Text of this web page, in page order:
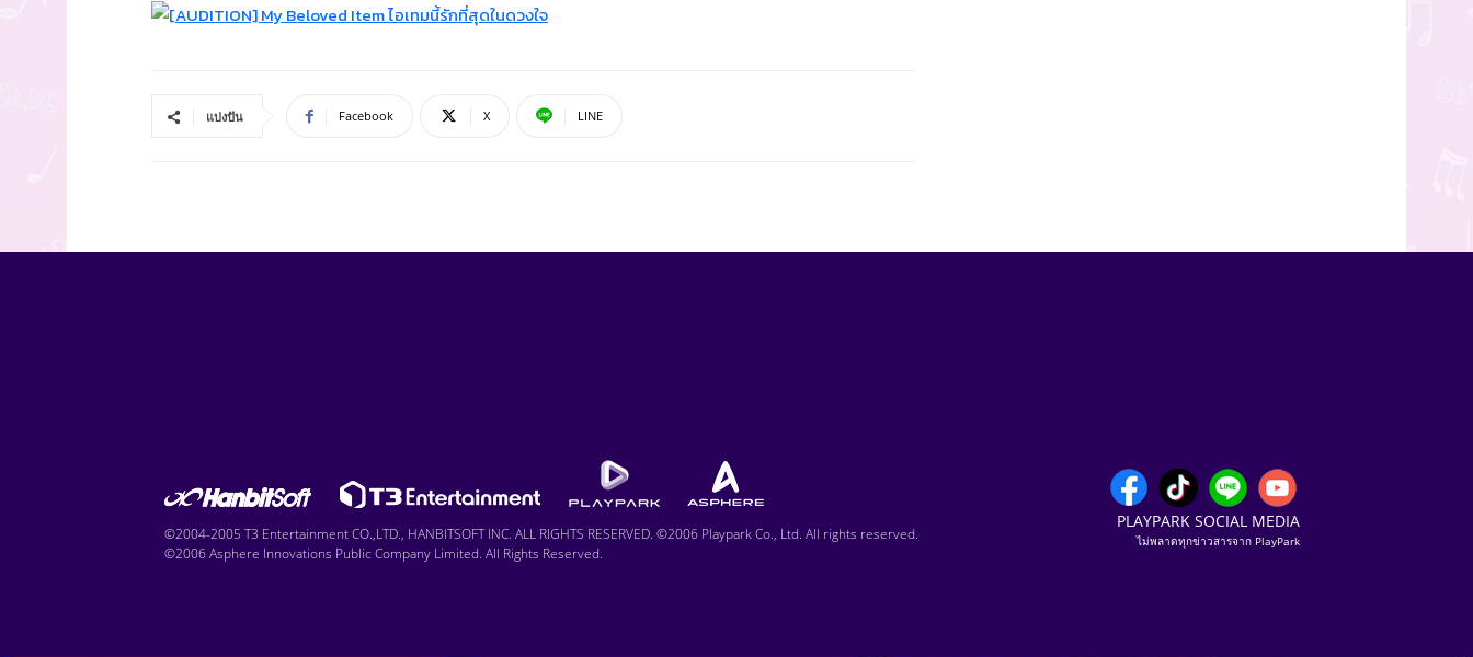
แบ่งปัน Facebook X LINE
PLAYPARK SOCIAL MEDIA
ไม่พลาดทุกข่าวสารจาก PlayPark
©2004-2005 T3 Entertainment CO.,LTD., HANBITSOFT INC. ALL RIGHTS RESERVED. ©2006 Playpark Co., Ltd. All rights reserved.
©2006 Asphere Innovations Public Company Limited. All Rights Reserved.